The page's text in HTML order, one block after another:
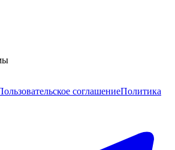
соглашениеПолитика